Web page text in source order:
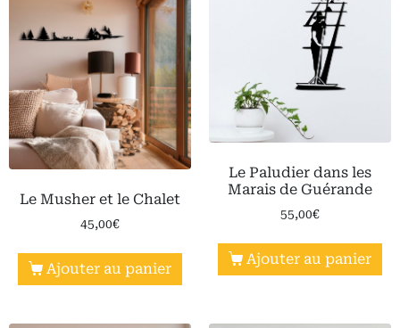
Le Musher et le Chalet
45,00€
Ajouter au panier
Le Paludier dans les
Marais de Guérande
55,00€
Ajouter au panier